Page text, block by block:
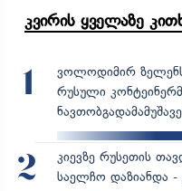
კვირის ყველაზე
1
ვოლოდიმირ
რუსული
2
კიევზე რუსეთის
საელჩო დაზიანდა -